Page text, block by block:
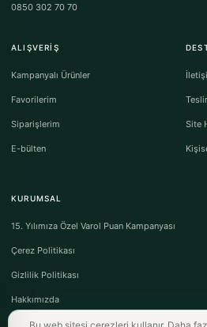
0850 302 70 70
ALIŞVERIŞ
Kampanyalı Ürünler
Favorilerim
Siparişlerim
E-bülten
Site
KURUMSAL
15. Yılımıza Özel Varol Puan Kampanyası
Çerez Politikası
Gizlilik Politikası
Hakkımızda